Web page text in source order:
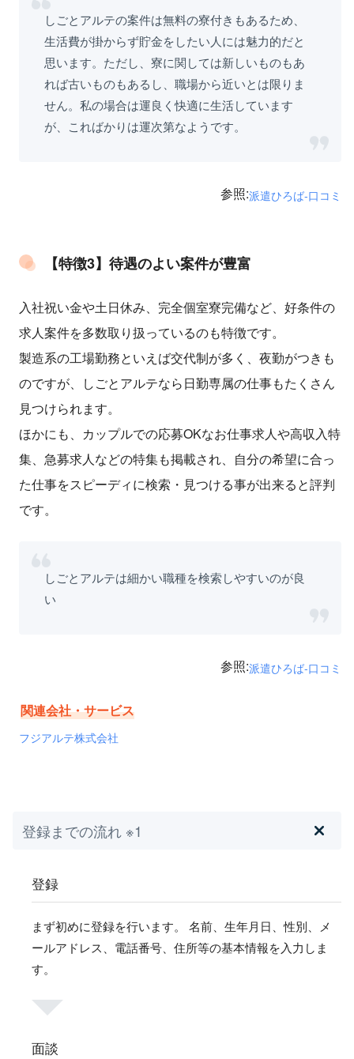
しごとアルテの案件は無料の寮付きもあるため、
生活費が掛からず貯金をしたい人には魅力的だと
思います。ただし、寮に関しては新しいものもあ
れば古いものもあるし、職場から近いとは限りま
せん。私の場合は運良く快適に生活しています
が、こればかりは運次第なようです。
参照:派遣ひろば-口コミ
【特徴3】待遇のよい案件が豊富
入社祝い金や土日休み、完全個室寮完備など、好条件の
求人案件を多数取り扱っているのも特徴です。
製造系の工場勤務といえば交代制が多く、夜勤がつきも
のですが、しごとアルテなら日勤専属の仕事もたくさん
見つけられます。
ほかにも、カップルでの応募OKなお仕事求人や高収入特
集、急募求人などの特集も掲載され、自分の希望に合っ
た仕事をスピーディに検索・見つける事が出来ると評判
です。
しごとアルテは細かい職種を検索しやすいのが良
い
参照:派遣ひろば-口コミ
関連会社・サービス
フジアルテ株式会社
登録までの流れ ※1
登録
まず初めに登録を行います。 名前、生年月日、性別、メ
ールアドレス、電話番号、住所等の基本情報を入力しま
す。
面談